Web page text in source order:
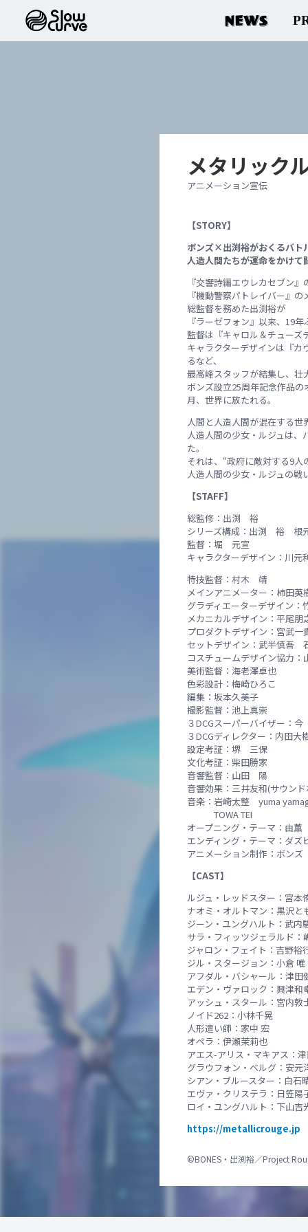
NEWS
メタリック
アニメーション宣伝
【STORY】
ボンズ×出渕裕がおくるバト
人造人間たちが運命をかけて
『交響詩編エウレカセブン
『機動警察パトレイバー』
総監督を務めた出渕裕が
『ラーゼフォン』以来、19
監督は『キャロル＆チュー
キャラクターデザインは『
るなど、
最高峰スタッフが結集し、壮
ボンズ設立25周年記念作品
月、世界に放たれる。
人間と人造人間が混在する世界
人造人間の少女・ルジュは、
た。
それは、“政府に敵対する9人
人造人間の少女・ルジュの戦
【STAFF】
総監修：出渕 裕
シリーズ構成：出渕 裕 根
監督：堀 元宣
キャラクターデザイン：川元
特技監督：村木 靖
メインアニメーター：柿田
グラディエーターデザイン
メカニカルデザイン：平尾朋
プロダクトデザイン：宮武一
セットデザイン：武半慎吾
コスチュームデザイン協力：
美術監督：海老澤卓也
色彩設計：梅崎ひろこ
編集：坂本久美子
撮影監督：池上真崇
３DCGスーパーバイザー：
３DCGディレクター：内田大
設定考証：堺 三保
文化考証：柴田勝家
音響監督：山田 陽
音響効果：三井友和(サウン
音楽：岩崎太整 yuma
TOWA TEI
オープニング・テーマ：由薫
エンディング・テーマ：ダズ
アニメーション制作：ボンズ
【CAST】
ルジュ・レッドスター：宮本
ナオミ・オルトマン：黒沢と
ジーン・ユングハルト：武内
サラ・フィッツジェラルド：
ジャロン・フェイト：吉野裕
ジル・スタージョン：小倉 唯
アフダル・バシャール：津田
エデン・ヴァロック：興津和
アッシュ・スタール：宮内敦
ノイド262：小林千晃
人形遣い師：家中 宏
オペラ：伊瀬茉莉也
アエス-アリス・マキアス：
グラウフォン・ベルグ：安元
シアン・ブルースター：白石
エヴァ・クリステラ：日笠陽
ロイ・ユングハルト：下山吉
https://metallicrouge.jp
©BONES・出渕裕／Project